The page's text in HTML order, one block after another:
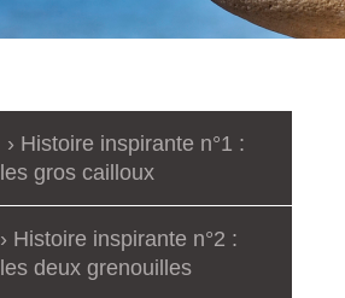
Histoire inspirante n°1 :
les gros cailloux
Histoire inspirante n°2 :
les deux grenouilles